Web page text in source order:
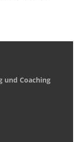
und Coaching